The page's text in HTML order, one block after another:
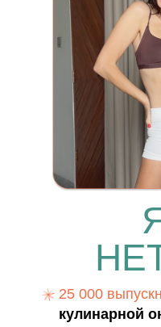
25 000
кулинарной